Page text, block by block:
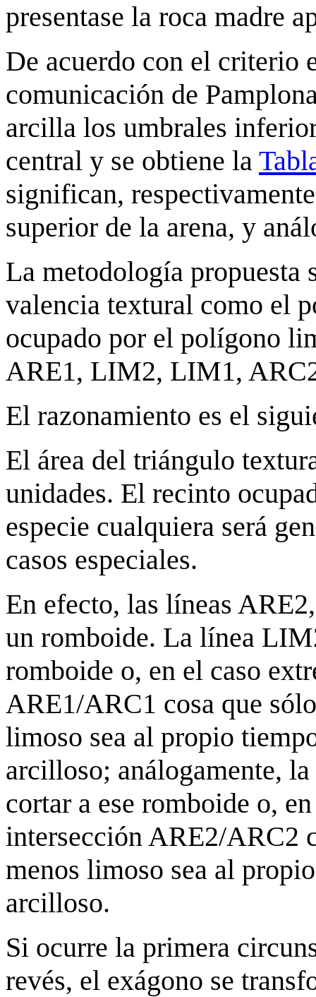
presentase la roca madre
De acuerdo con el criterio
comunicación de
arcilla los umbrales
central y se obtiene la
significan,
superior de la arena, y
La metodología propuesta
valencia textural como el
ocupado por el polígono
ARE1, LIM2, LIM1,
El razonamiento es el
El área del triángulo
unidades. El recinto
especie cualquiera será
casos especiales.
En efecto, las líneas
un romboide. La línea
romboide o, en el caso
ARE1/ARC1 cosa que
limoso sea al propio
arcilloso; análogamente,
cortar a ese romboide o,
intersección ARE2/ARC2
menos limoso sea al
arcilloso.
Si ocurre la primera
revés, el exágono se